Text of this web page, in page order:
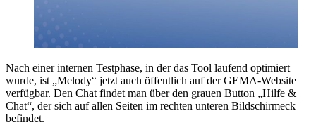
Nach einer internen Testphase, in der das Tool laufend optimiert
wurde, ist „Melody“ jetzt auch öffentlich auf der GEMA-Website
verfügbar. Den Chat findet man über den grauen Button „Hilfe &
Chat“, der sich auf allen Seiten im rechten unteren Bildschirmeck
befindet.